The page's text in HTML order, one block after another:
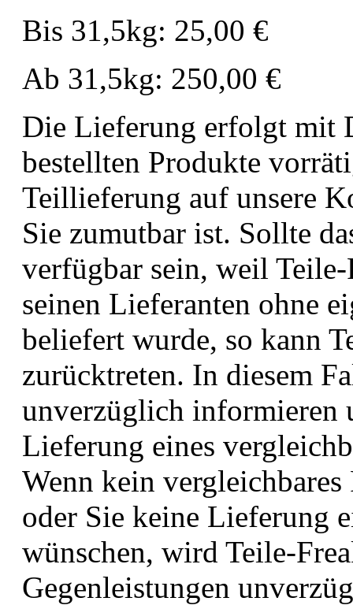
Bis 31,5kg: 25,00 €
Ab 31,5kg: 250,00 €
Die Lieferung erfolgt mit
bestellten Produkte
Teillieferung auf unsere
Sie zumutbar ist. Sollte
verfügbar sein, weil
seinen Lieferanten ohne
beliefert wurde, so kann
zurücktreten. In diesem
unverzüglich informieren
Lieferung eines
Wenn kein
oder Sie keine Lieferung
wünschen, wird Teile-
Gegenleistungen